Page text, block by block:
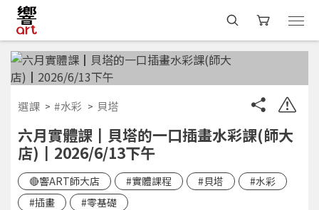
選課 #水彩 貝塔
六月實體課┃貝塔的一口插畫水彩課(師大
店)┃2026/6/13下午
🔴響ART師大店 #實體課程 #貝塔
#水彩
#插畫
#零基礎